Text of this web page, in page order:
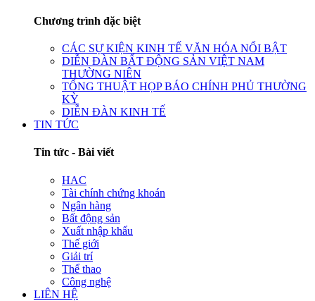
Chương trình đặc biệt
CÁC SỰ KIỆN KINH TẾ VĂN HÓA NỔI BẬT
DIỄN ĐÀN BẤT ĐỘNG SẢN VIỆT NAM
THƯỜNG NIÊN
TỔNG THUẬT HỌP BÁO CHÍNH PHỦ THƯỜNG
KỲ
DIỄN ĐÀN KINH TẾ
TIN TỨC
Tin tức - Bài viết
HAC
Tài chính chứng khoán
Ngân hàng
Bất động sản
Xuất nhập khẩu
Thế giới
Giải trí
Thể thao
Công nghệ
LIÊN HỆ